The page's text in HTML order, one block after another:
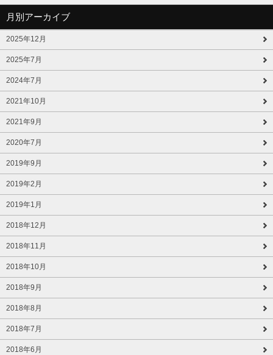
月別アーカイブ
2025年12月
2025年7月
2024年7月
2021年10月
2021年9月
2020年7月
2019年9月
2019年2月
2019年1月
2018年12月
2018年11月
2018年10月
2018年9月
2018年8月
2018年7月
2018年6月